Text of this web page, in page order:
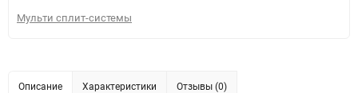
Мульти сплит-системы
Описание Характеристики Отзывы (0)